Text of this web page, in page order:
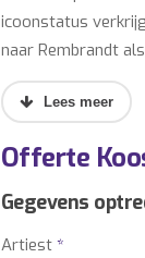
icoonstatus
naar Rembrandt
Koos recensies en
werkte hij
Offerte
Gegevens
Artiest *